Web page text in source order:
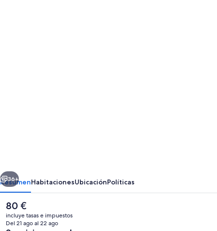
Siguiente
36+
ResumenHabitacionesUbicaciónPolíticas
El
precio
actual
80 €
incluye tasas e impuestos
Del 21 ago al 22 ago